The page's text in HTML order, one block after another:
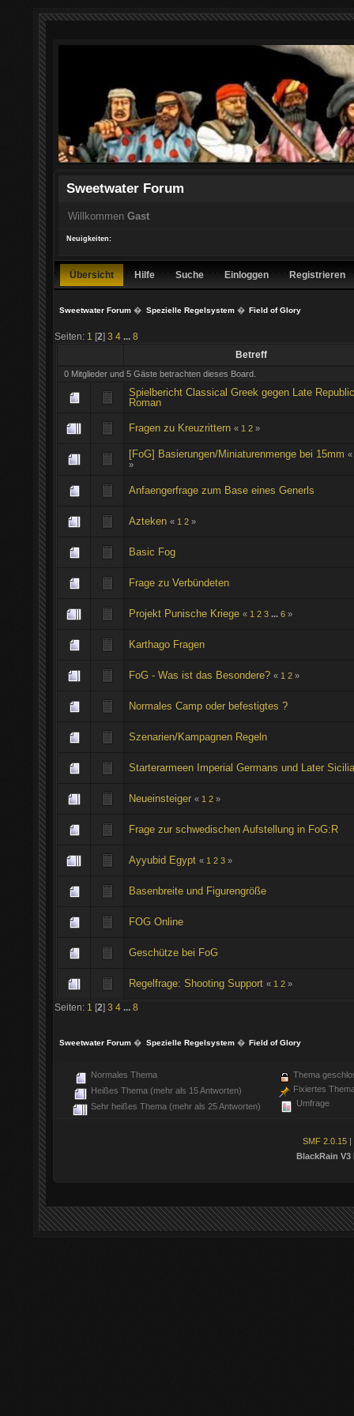
Sweetwater Forum
Willkommen Gast
Neuigkeiten:
Übersicht Hilfe Suche Einloggen Registrieren
Sweetwater Forum � Spezielle Regelsystem� Field of Glory
Seiten: 1 [2] 3 4
8
Betreff
0 Mitglieder und 5 Gäste betrachten dieses Board.
Spielbericht Classical Greek gegen Late
Roman
Fragen zu Kreuzrittern « 1 2 »
[FoG] Basierungen/Miniaturenmenge bei 15mm
»
Anfaengerfrage zum Base eines Generls
Azteken « 1 2 »
Basic Fog
Frage zu Verbündeten
Projekt Punische Kriege « 1 2 3 ...6 »
Karthago Fragen
FoG - Was ist das Besondere? « 1 2 »
Normales Camp oder befestigtes ?
Szenarien/Kampagnen Regeln
Starterarmeen Imperial Germans und Later
Neueinsteiger « 1 2 »
Frage zur schwedischen Aufstellung in FoG:R
Ayyubid Egypt « 1 2 3 »
Basenbreite und Figurengröße
FOG Online
Geschütze bei FoG
Regelfrage: Shooting Support « 1 2 »
Seiten: 1 [2] 3 4 8
Sweetwater Forum � Spezielle Regelsystem� Field of Glory
Normales Thema
Heißes Thema (mehr als 15 Antworten)
Sehr heißes Thema (mehr als 25 Antworten)
Thema
Fixiertes
Umfrage
SMF 2.0.15 |
BlackRain V3